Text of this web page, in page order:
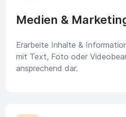
Medien &
Erarbeite Inhalte &
mit Text, Foto oder
ansprechend dar.